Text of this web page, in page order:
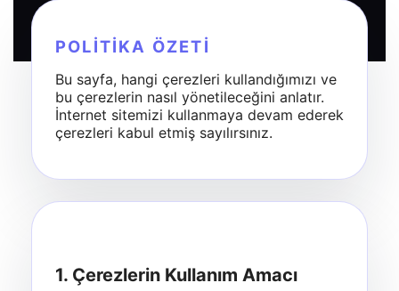
POLITIKA ÖZETI
Bu sayfa, hangi çerezleri kullandığımızı ve
bu çerezlerin nasıl yönetileceğini anlatır.
İnternet sitemizi kullanmaya devam ederek
çerezleri kabul etmiş sayılırsınız.
1. Çerezlerin Kullanım Amacı